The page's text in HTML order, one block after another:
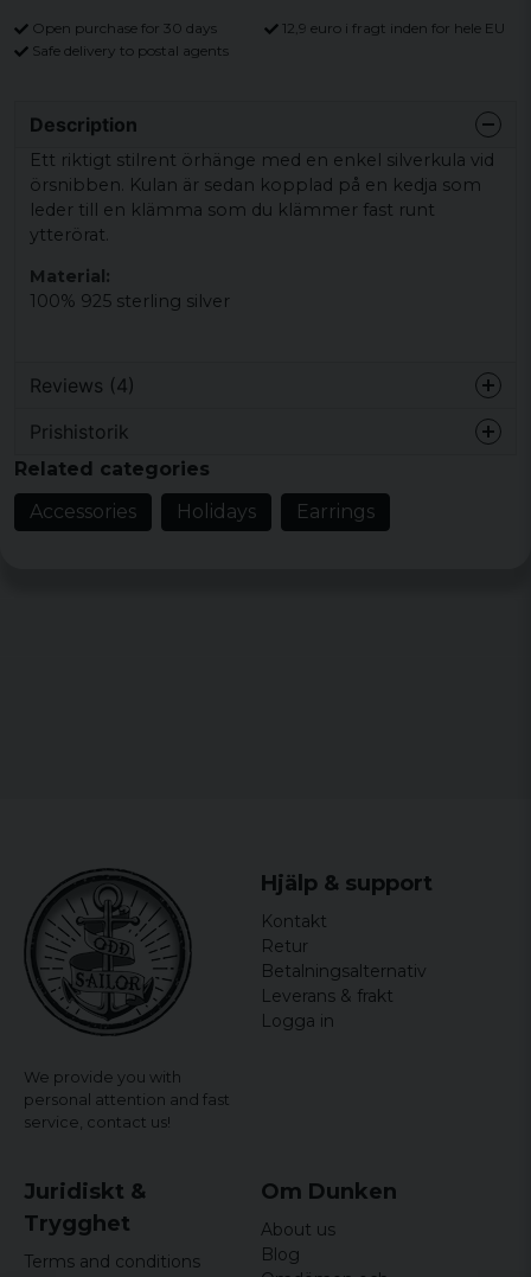
Open purchase for 30 days
12,9 euro i fragt inden for hele EU
Safe delivery to postal agents
Description
Ett riktigt stilrent örhänge med en enkel silverkula vid
örsnibben. Kulan är sedan kopplad på en kedja som
leder till en klämma som du klämmer fast runt
ytterörat.
Material:
100% 925 sterling silver
Reviews (4)
2 years ago
Almina
Prishistorik
Related categories
Accessories
Holidays Earrings
We provide you with
personal attention and fast
service, contact us!
Hjälp & support
Kontakt
Retur
Betalningsalternativ
Leverans & frakt
Logga in
Juridiskt &
Trygghet
Terms and conditions
Om Dunken
About us
Blog